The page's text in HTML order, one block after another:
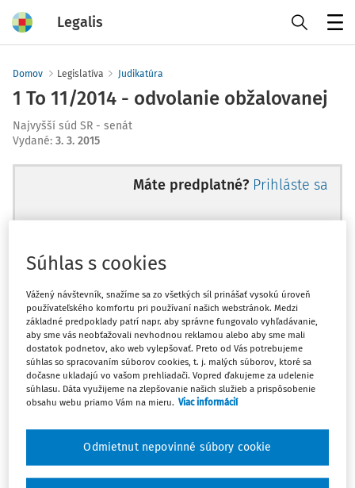
Legalis
Domov Legislatíva Judikatúra
1 To 11/2014 - odvolanie obžalovanej
Najvyšší súd SR - senát
Vydané: 3. 3. 2015
Máte predplatné? Prihláste sa
Ups, zatiaľ ste si prečítali len
začiatok...
Celý odborný obsah z tejto oblasti je
dostupný predplatiteľom portálu.
obsahu a získajte prístup na 10 dní
zdarma, stačí sa len zaregistrovať.
Súhlas s cookies
Vážený návštevník, snažíme sa zo všetkých síl prinášať vysokú úroveň
používateľského komfortu pri používaní našich webstránok. Medzi
základné predpoklady patrí napr. aby správne fungovalo vyhľadávanie,
aby sme vás neobťažovali nevhodnou reklamou alebo aby sme mali
dostatok podnetov, ako web vylepšovať. Preto od Vás potrebujeme
súhlas so spracovaním súborov cookies, t. j. malých súborov, ktoré sa
dočasne ukladajú vo vašom prehliadači. Vopred ďakujeme za udelenie
súhlasu. Dáta využijeme na zlepšovanie našich služieb a prispôsobenie
obsahu webu priamo Vám na mieru. Viac informácií
Odmietnut nepovinné súbory cookie